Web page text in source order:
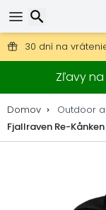
Poštovné
30 dní na
Najlepšie ceny
Zľavy
Domov Outdoor
Fjallraven Re-
Hľadať